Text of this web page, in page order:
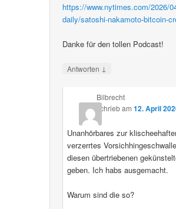
https://www.nytimes.com/2026/
daily/satoshi-nakamoto-bitcoin-
Danke für den tollen Podcast!
Antworten ↓
Bilbrecht
schriebam 12. April
Unanhörbares zur
verzerrtes
diesen übertriebenen
geben. Ich habs ausgemacht.
Warum sind die so?